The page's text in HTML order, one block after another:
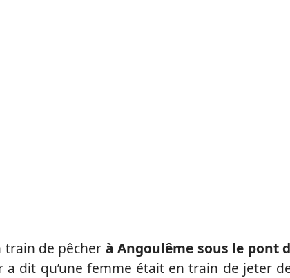
train de pêcher à Angoulême sous le pont
dit qu’une femme était en train de jeter